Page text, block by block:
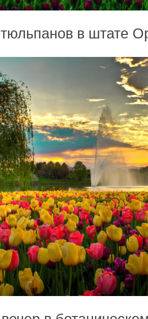
в штате